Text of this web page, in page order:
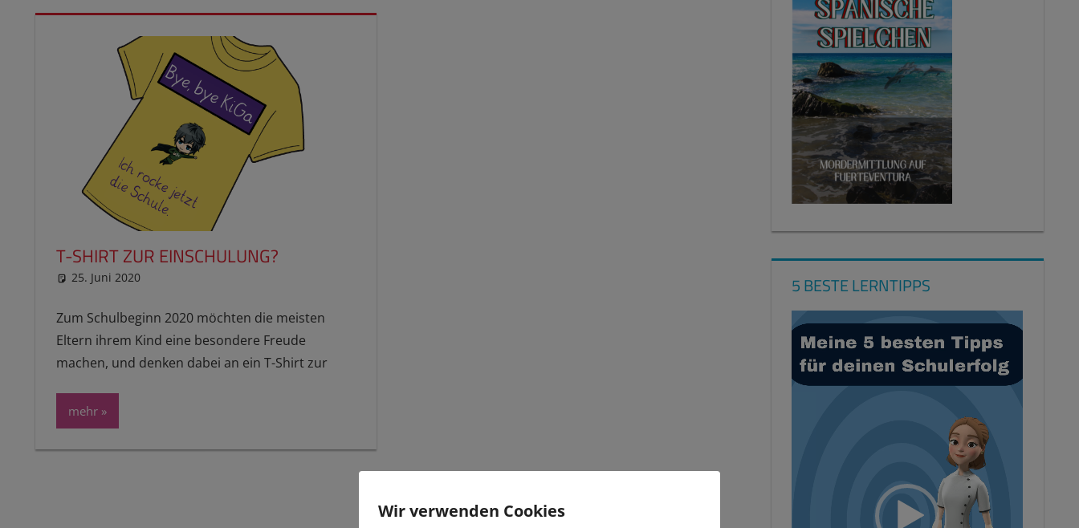
T-SHIRT ZUR EINSCHULUNG?
25. Juni 2020
Zum Schulbeginn 2020 möchten die meisten
Eltern ihrem Kind eine besondere Freude
machen, und denken dabei an ein T-Shirt zur
mehr
5 BESTE LERNTIPPS
Video-
Player
Wir verwenden Cookies